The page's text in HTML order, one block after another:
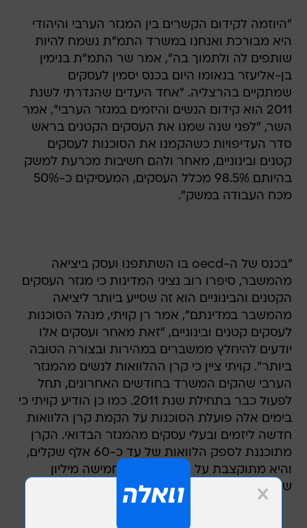
"היוזמה לקידום הקשרים בין המגזר הערבי והיהודי
היא מבורכת ואנחנו במשרד התמ"ת נשמח להיות
שותפים לה ולתמוך בה", אמר שר התמ"ת בנימין
בן-אליעזר בנאומו היום בכנס יסמין לעסקים
שמתקיים בהרצליה. "אחד היעדים שהגדרתי לשנת
2011 הוא קידום הנשים והיזמים במגזר הערבי", אמר
השר, "לפני שנה שמנו את העסקים הקטנים בראש
סדר העדיפויות כשהקמנו את הסוכנות לעסקים
קטנים ובינוניים, מאחר ולהם חשיבות מכרעת למשק
בהיותם 98.5% מכלל העסקים, המעסיקים כ-50%
מכח העבודה במשק".
"בכנס של ה-oecd בו השתתפנו ועסק ביציאה
מהמשבר, סיפרו רוב נציגי המדינות כי מגזר העסקים
הקטנים והבינוניים הוא זה שסייע ביותר ליציאה
מהמשבר במדינתם", אמר רן קויתי, מנהל הסוכנות
לעסקים קטנים ובינוניים, "זאת מאחר ועסקים אלו
יודעים להיחלץ ממשברים במהירות ובצורה הטובה
ביותר". קויתי ציין כי קרן ההלוואות לנשים מהמגזר
הערבי שהקים המשרד בחודשים האחרונים, תחל
לפעול כבר בתחילת שנת 2011. כמו כן הודיע קויתי כי
בימים אלה פועלת הסוכנות על הקמת קרן הלוואות
חדשה ליזמים ובעלי עסקים מהמגזר הבדואי. הקרן
מתוכננת לספק הלוואות של עד כ-60 אלף שקלים,
והיא מתוקצבת על ידי הסוכנות בחמישה מיליון
שקלים.